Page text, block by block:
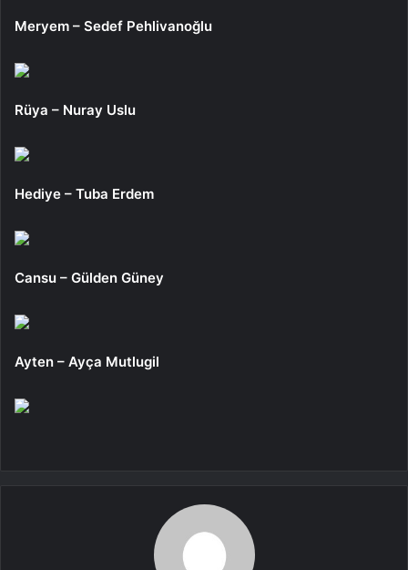
Meryem – Sedef Pehlivanoğlu
Rüya – Nuray Uslu
Hediye – Tuba Erdem
Cansu – Gülden Güney
Ayten – Ayça Mutlugil